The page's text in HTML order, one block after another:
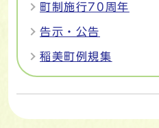
町制施行70周年
告示・公告
稲美町例規集